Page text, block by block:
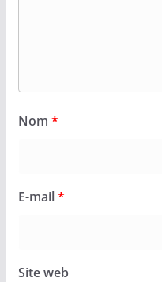
Nom *
E-mail*
Site web